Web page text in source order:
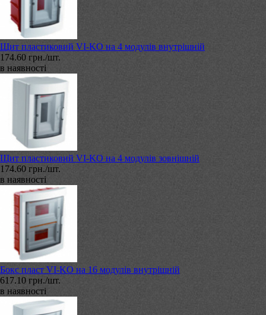
Щит пластиковий VI-KO на 4 модулів внутрішній
174.60 грн./шт.
в наявності
Щит пластиковий VI-KO на 4 модулів зовнішній
174.60 грн./шт.
в наявності
Бокс пласт VI-KO на 16 модулів внутрішній
617.10 грн./шт.
в наявності